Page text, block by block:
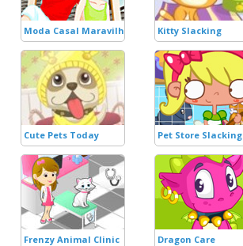
Moda Casal Maravilha Kitty Slacking
Cute Pets Today Pet Store Slacking
Frenzy Animal Clinic Dragon Care